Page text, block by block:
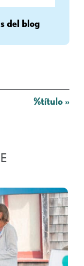
del blog
%título »